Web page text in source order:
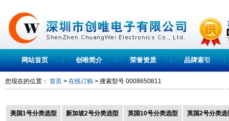
网站首页 创唯简介 荣誉资质 品牌索引
您现在的位置： 首页 > 在线订购 > 搜索型号 0008650811
美国1号分类选型 新加坡2号分类选型 英国10号分类选型 英国2号分类选